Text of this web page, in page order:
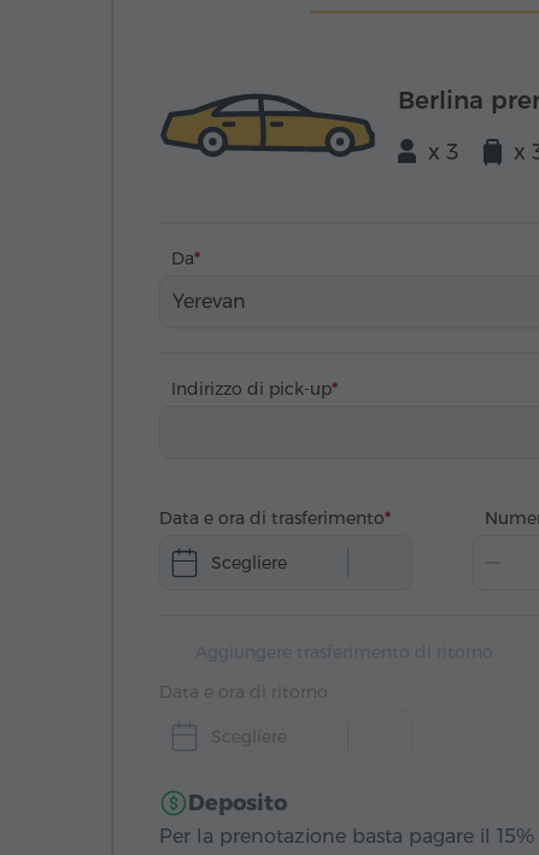
Berlina
x 3 x
Da
Yerevan
Indirizzo di pick-up
Data e ora di trasferimento
Scegliere
Data e ora di ritorno
Scegliere
Deposito
Per la prenotazione basta pagare il